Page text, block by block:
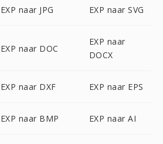
EXP naar JPG EXP naar SVG
EXP naar DOC
EXP naar
DOCX
EXP naar DXF EXP naar EPS
EXP naar BMP EXP naar AI